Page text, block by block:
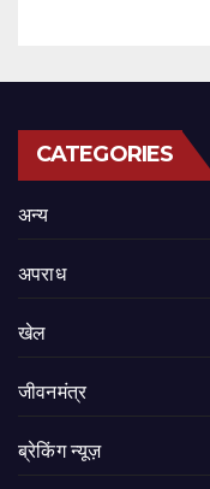
CATEGORIES
अन्य
अपराध
खेल
जीवनमंत्र
ब्रेकिंग न्यूज़